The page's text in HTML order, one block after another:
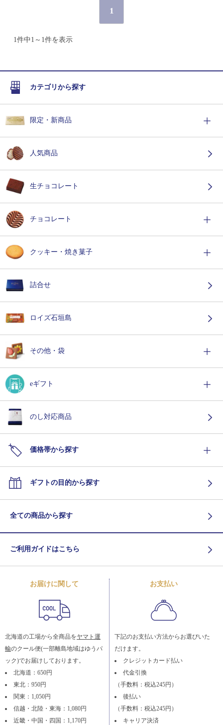
1
1件中1～1件を表示
カテゴリから探す
限定・新商品
人気商品
生チョコレート
チョコレート
クッキー・焼き菓子
詰合せ
ロイズ石垣島
その他・袋
eギフト
のし対応商品
価格帯から探す
ギフトの目的から探す
全ての商品から探す
ご利用ガイドはこちら
お届けに関して
北海道の工場から全商品をヤマト運
輸のクール便(一部離島地域はゆうパ
ック)でお届けしております。
北海道：650円
東北：950円
関東：1,050円
信越・北陸・東海：1,080円
近畿・中国・四国：1,170円
お支払い
下記のお支払い方法からお選びいた
だけます。
クレジットカード払い
代金引換
（手数料：税込245円）
後払い
（手数料：税込245円）
キャリア決済